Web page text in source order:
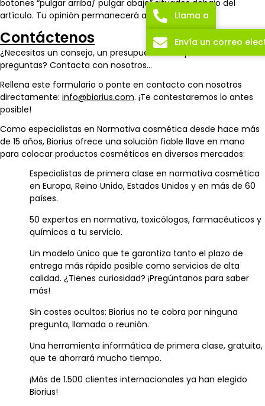
botones “pulgar arriba/ pulgar abajo” situados debajo del
artículo. Tu opinión permanecerá anónima.
Contáctenos
¿Necesitas un consejo, un presupuesto o respuestas a tus
preguntas? Contacta con nosotros…
Rellena este formulario o ponte en contacto con nosotros
directamente: info@biorius.com. ¡Te contestaremos lo antes
posible!
Como especialistas en Normativa cosmética desde hace más
de 15 años, Biorius ofrece una solución fiable llave en mano
para colocar productos cosméticos en diversos mercados:
Especialistas de primera clase en normativa cosmética
en Europa, Reino Unido, Estados Unidos y en más de 60
países.
50 expertos en normativa, toxicólogos, farmacéuticos y
químicos a tu servicio.
Un modelo único que te garantiza tanto el plazo de
entrega más rápido posible como servicios de alta
calidad. ¿Tienes curiosidad? ¡Pregúntanos para saber
más!
Sin costes ocultos: Biorius no te cobra por ninguna
pregunta, llamada o reunión.
Una herramienta informática de primera clase, gratuita,
que te ahorrará mucho tiempo.
¡Más de 1.500 clientes internacionales ya han elegido
Biorius!
Llama a
Envía un correo